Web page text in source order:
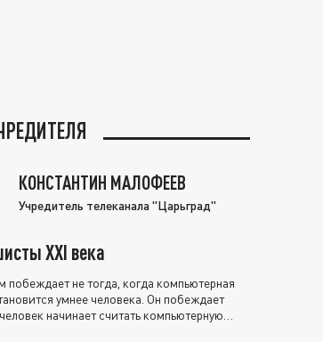
КОНСТАНТИН МАЛОФЕЕВ
Учредитель телеканала "Царьград"
XXI века
побеждает не тогда, когда компьютерная
умнее человека. Он побеждает
начинает считать компьютерную